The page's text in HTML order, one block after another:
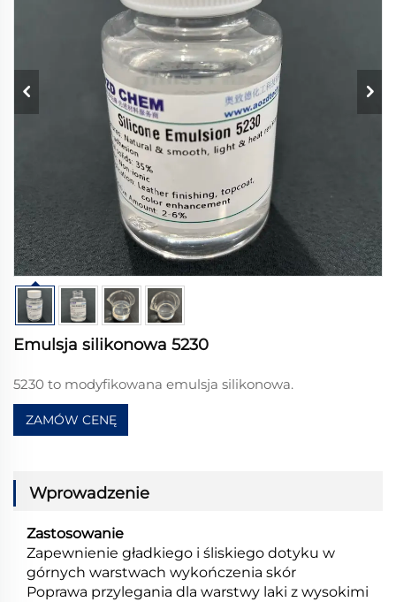
Emulsja silikonowa 5230
5230 to modyfikowana emulsja silikonowa.
ZAMÓW CENĘ
Wprowadzenie
Zastosowanie
Zapewnienie gładkiego i śliskiego dotyku w
górnych warstwach wykończenia skór
Poprawa przylegania dla warstwy laki z wysokimi